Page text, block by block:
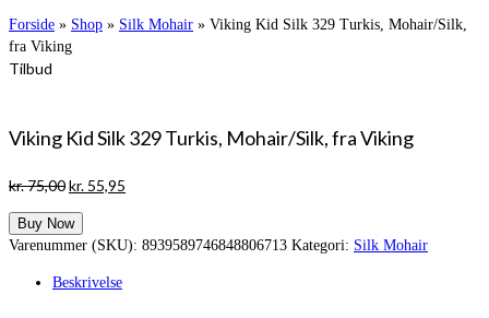
Forside » Shop » Silk Mohair » Viking Kid Silk 329 Turkis, Mohair/Silk,
fra Viking
Tilbud
Viking Kid Silk 329 Turkis, Mohair/Silk, fra Viking
kr.75,00Den
pris
var:
kr. 55,95
er:
Buy Now
Varenummer (SKU): 8939589746848806713 Kategori: Silk Mohair
Beskrivelse